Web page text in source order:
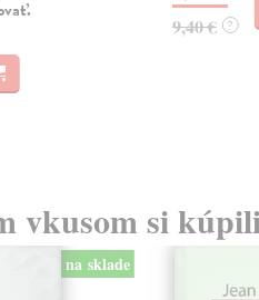
9,40 € ?
vkusom si
na sklade